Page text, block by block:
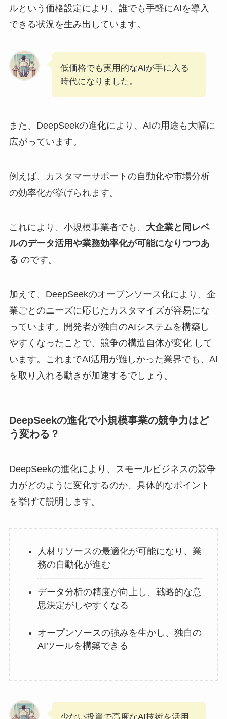
ルという価格設定により、誰でも手軽にAIを導入
できる状況を生み出しています。
低価格でも実用的なAIが手に入る
時代になりました。
また、DeepSeekの進化により、AIの用途も大幅に
広がっています。
例えば、カスタマーサポートの自動化や市場分析
の効率化が挙げられます。
これにより、小規模事業者でも、 大企業と同レベ
ルのデータ活用や業務効率化が可能になりつつあ
る のです。
加えて、DeepSeekのオープンソース化により、企
業ごとのニーズに応じたカスタマイズが容易にな
っています。開発者が独自のAIシステムを構築し
やすくなったことで、競争の構造自体が変化 して
います。これまでAI活用が難しかった業界でも、AI
を取り入れる動きが加速するでしょう。
DeepSeekの進化で小規模事業の競争力はど
う変わる？
DeepSeekの進化により、スモールビジネスの競争
力がどのように変化するのか、具体的なポイント
を挙げて説明します。
人材リソースの最適化が可能になり、業
務の自動化が進む
データ分析の精度が向上し、戦略的な意
思決定がしやすくなる
オープンソースの強みを生かし、独自の
AIツールを構築できる